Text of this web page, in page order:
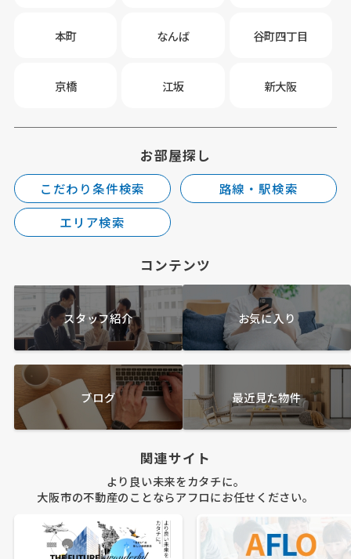
本町 なんば 谷町四丁目
京橋 江坂 新大阪
お部屋探し
こだわり条件検索
路線・駅検索
エリア検索
コンテンツ
スタッフ紹介 お気に入り
ブログ 最近見た物件
関連サイト
より良い未来をカタチに。
大阪市の不動産のことならアフロにお任せください。